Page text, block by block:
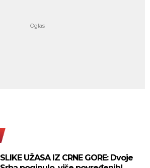
SLIKE UŽASA IZ CRNE GORE: Dvoje